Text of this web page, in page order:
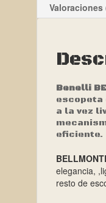
Valoraciones
Benelli
escopeta
a la vez
eficiente.
elegancia,
resto de